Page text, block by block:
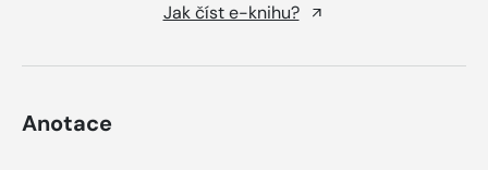
Jak číst e-knihu?
Anotace